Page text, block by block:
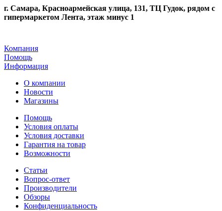
г. Самара, Красноармейская улица, 131, ТЦ Гудок, рядом с
гипермаркетом Лента, этаж минус 1
Компания
Помощь
Информация
О компании
Новости
Магазины
Помощь
Условия оплаты
Условия доставки
Гарантия на товар
Возможности
Статьи
Вопрос-ответ
Производители
Обзоры
Конфиденциальность